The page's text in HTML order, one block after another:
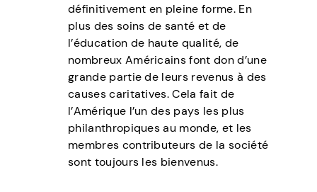
définitivement en pleine forme. En
plus des soins de santé et de
l’éducation de haute qualité, de
nombreux Américains font don d’une
grande partie de leurs revenus à des
causes caritatives. Cela fait de
l’Amérique l’un des pays les plus
philanthropiques au monde, et les
membres contributeurs de la société
sont toujours les bienvenus.